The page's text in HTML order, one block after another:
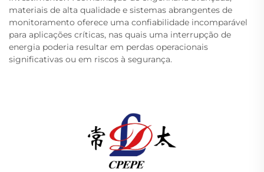
materiais de alta qualidade e sistemas abrangentes de
monitoramento oferece uma confiabilidade incomparável
para aplicações críticas, nas quais uma interrupção de
energia poderia resultar em perdas operacionais
significativas ou em riscos à segurança.